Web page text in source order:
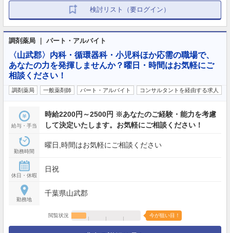
検討リスト（要ログイン）
調剤薬局 ｜ パート・アルバイト
〈山武郡〉内科・循環器科・小児科ほか応需の職場で、
あなたの力を発揮しませんか？曜日・時間はお気軽にご
相談ください！
調剤薬局 一般薬剤師 パート・アルバイト コンサルタントを経由する求人
給与・手当
時給2200円～2500円 ※あなたのご経験・能力を考慮
して決定いたします。お気軽にご相談ください！
勤務時間
曜日,時間はお気軽にご相談ください
休日・休暇
日祝
勤務地
千葉県山武郡
閲覧状況 今が狙い目！